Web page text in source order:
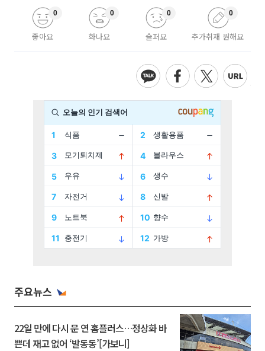
좋아요
0
화나요
0
슬퍼요
0
추가취재 원해요
0
주요뉴스
22일 만에 다시 문 연 홈플러스…정상화 바
쁜데 재고 없어 ‘발동동’[가보니]